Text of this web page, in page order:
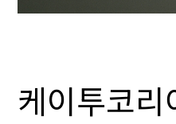
케이투코